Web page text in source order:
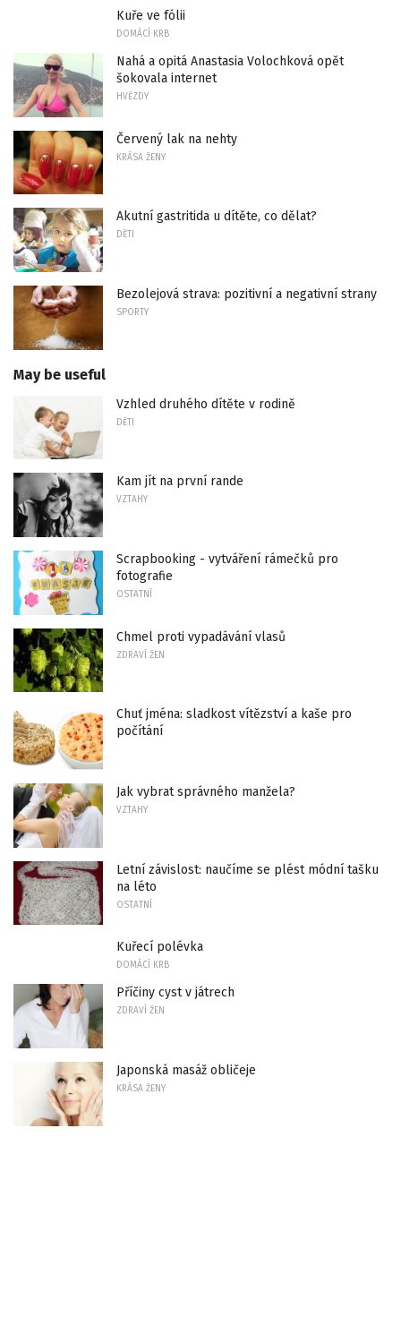
Kuře ve fólii
DOMÁCÍ KRB
Nahá a opitá Anastasia Volochková opět
šokovala internet
HVĚZDY
Červený lak na nehty
KRÁSA ŽENY
Akutní gastritida u dítěte, co dělat?
DĚTI
Bezolejová strava: pozitivní a negativní strany
SPORTY
May be useful
Vzhled druhého dítěte v rodině
DĚTI
Kam jít na první rande
VZTAHY
Scrapbooking - vytváření rámečků pro
fotografie
OSTATNÍ
Chmel proti vypadávání vlasů
ZDRAVÍ ŽEN
Chuť jména: sladkost vítězství a kaše pro
počítání
Jak vybrat správného manžela?
VZTAHY
Letní závislost: naučíme se plést módní tašku
na léto
OSTATNÍ
Kuřecí polévka
DOMÁCÍ KRB
Příčiny cyst v játrech
ZDRAVÍ ŽEN
Japonská masáž obličeje
KRÁSA ŽENY